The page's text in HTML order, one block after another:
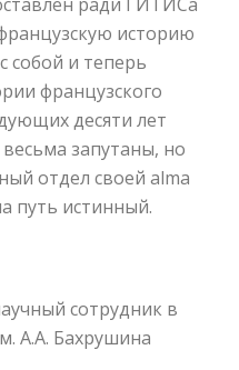
историю
собой и теперь
французского
десяти лет
запутаны, но
отдел своей alma
путь истинный.
сотрудник в
А.А. Бахрушина